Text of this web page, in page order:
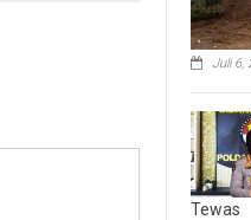
Juli 6,
Tewas